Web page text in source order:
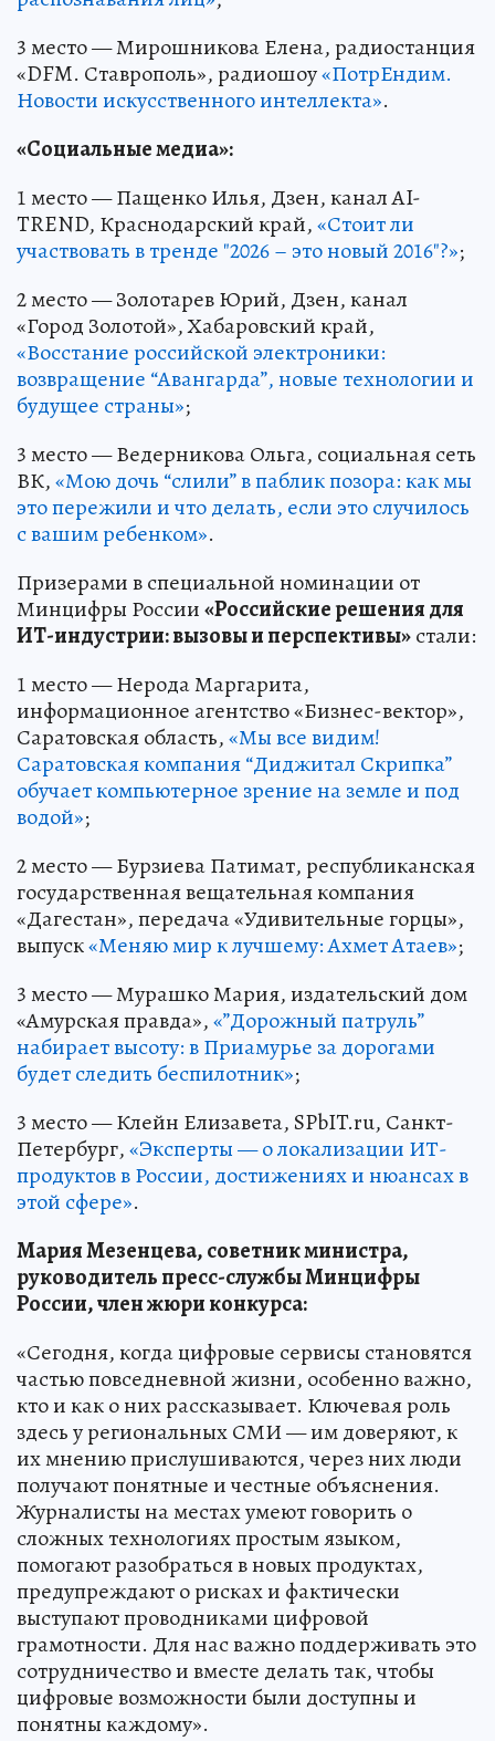
3 место — Мирошникова Елена, радиостанция
«DFM. Ставрополь», радиошоу«ПотрЕндим.
Новости искусственного интеллекта».
«Социальные медиа»:
1 место — Пащенко Илья, Дзен, канал AI-
TREND, Краснодарский край,«Стоит ли
участвовать в тренде "2026 – это новый 2016"?»;
2 место — Золотарев Юрий, Дзен, канал
«Город Зoлотой», Хабаровский край,
«Восстание российской электроники:
возвращение “Авангарда”, новые технологии и
будущее страны»;
3 место — Ведерникова Ольга, социальная сеть
ВК,«Мою дочь “слили” в паблик позора: как мы
это пережили и что делать, если это случилось
с вашим ребенком».
Призерами в специальной номинации от
Минцифры России«Российские решения для
ИТ-индустрии: вызовы и перспективы»стали:
1 место — Нерода Маргарита,
информационное агентство «Бизнес-вектор»,
Саратовская область,«Мы все видим!
Саратовская компания “Диджитал Скрипка”
обучает компьютерное зрение на земле и под
водой»;
2 место — Бурзиева Патимат, республиканская
государственная вещательная компания
«Дагестан», передача «Удивительные горцы»,
выпуск«Меняю мир к лучшему: Ахмет Атаев»;
3 место — Мурашко Мария, издательский дом
«Амурская правда»,«”Дорожный патруль”
набирает высоту: в Приамурье за дорогами
будет следить беспилотник»;
3 место — Клейн Елизавета, SPbIT.ru, Санкт-
Петербург,«Эксперты — о локализации ИТ-
продуктов в России, достижениях и нюансах в
этой сфере».
Мария Мезенцева, советник министра,
руководитель пресс-службы Минцифры
России, член жюри конкурса:
«Сегодня, когда цифровые сервисы становятся
частью повседневной жизни, особенно важно,
кто и как о них рассказывает. Ключевая роль
здесь у региональных СМИ — им доверяют, к
их мнению прислушиваются, через них люди
получают понятные и честные объяснения.
Журналисты на местах умеют говорить о
сложных технологиях простым языком,
помогают разобраться в новых продуктах,
предупреждают о рисках и фактически
выступают проводниками цифровой
грамотности. Для нас важно поддерживать это
сотрудничество и вместе делать так, чтобы
цифровые возможности были доступны и
понятны каждому».